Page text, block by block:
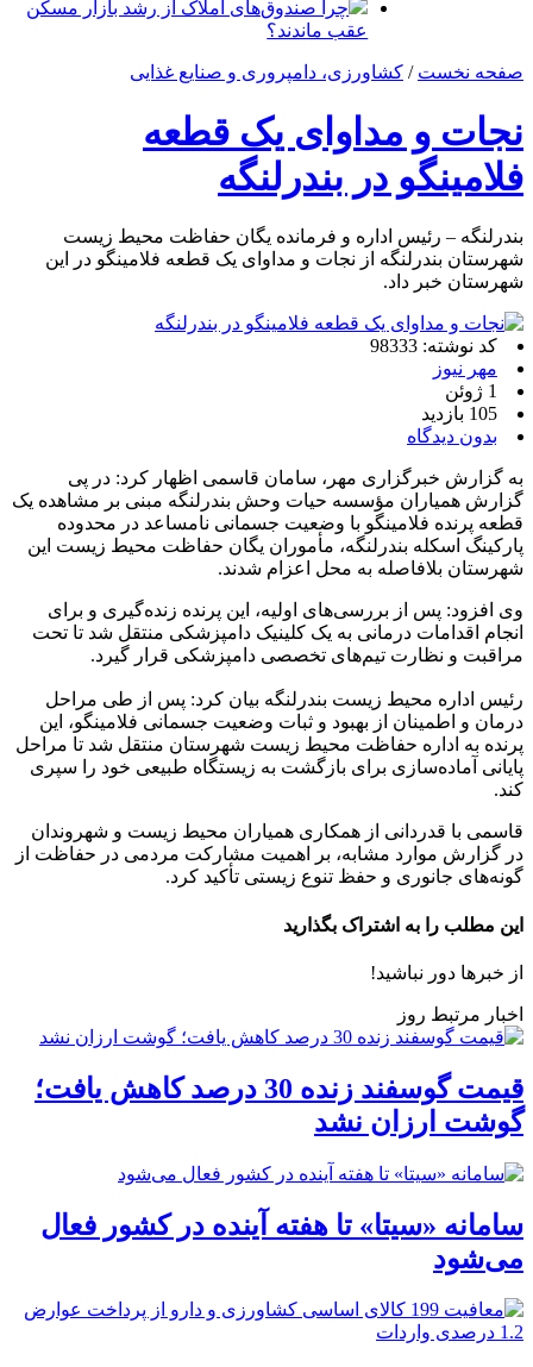
چرا صندوق‌های املاک از رشد بازار مسکن
عقب ماندند؟
صفحه نخست / کشاورزی، دامپروری و صنایع غذایی
نجات و مداوای یک قطعه
فلامینگو در بندرلنگه
بندرلنگه – رئیس اداره و فرمانده یگان حفاظت محیط زیست
شهرستان بندرلنگه از نجات و مداوای یک قطعه فلامینگو در این
شهرستان خبر داد.
کد نوشته: 98333
مهر نیوز
1 ژوئن
105 بازدید
بدون دیدگاه
به گزارش خبرگزاری مهر، سامان قاسمی اظهار کرد: در پی
گزارش همیاران مؤسسه حیات وحش بندرلنگه مبنی بر مشاهده یک
قطعه پرنده فلامینگو با وضعیت جسمانی نامساعد در محدوده
پارکینگ اسکله بندرلنگه، مأموران یگان حفاظت محیط زیست این
شهرستان بلافاصله به محل اعزام شدند.
وی افزود: پس از بررسی‌های اولیه، این پرنده زنده‌گیری و برای
انجام اقدامات درمانی به یک کلینیک دامپزشکی منتقل شد تا تحت
مراقبت و نظارت تیم‌های تخصصی دامپزشکی قرار گیرد.
رئیس اداره محیط زیست بندرلنگه بیان کرد: پس از طی مراحل
درمان و اطمینان از بهبود و ثبات وضعیت جسمانی فلامینگو، این
پرنده به اداره حفاظت محیط زیست شهرستان منتقل شد تا مراحل
پایانی آماده‌سازی برای بازگشت به زیستگاه طبیعی خود را سپری
کند.
قاسمی با قدردانی از همکاری همیاران محیط زیست و شهروندان
در گزارش موارد مشابه، بر اهمیت مشارکت مردمی در حفاظت از
گونه‌های جانوری و حفظ تنوع زیستی تأکید کرد.
این مطلب را به اشتراک بگذارید
از خبرها دور نباشید!
اخبار مرتبط روز
قیمت گوسفند زنده 30 درصد کاهش یافت؛
گوشت ارزان نشد
سامانه «سیتا» تا هفته آینده در کشور فعال
می‌شود